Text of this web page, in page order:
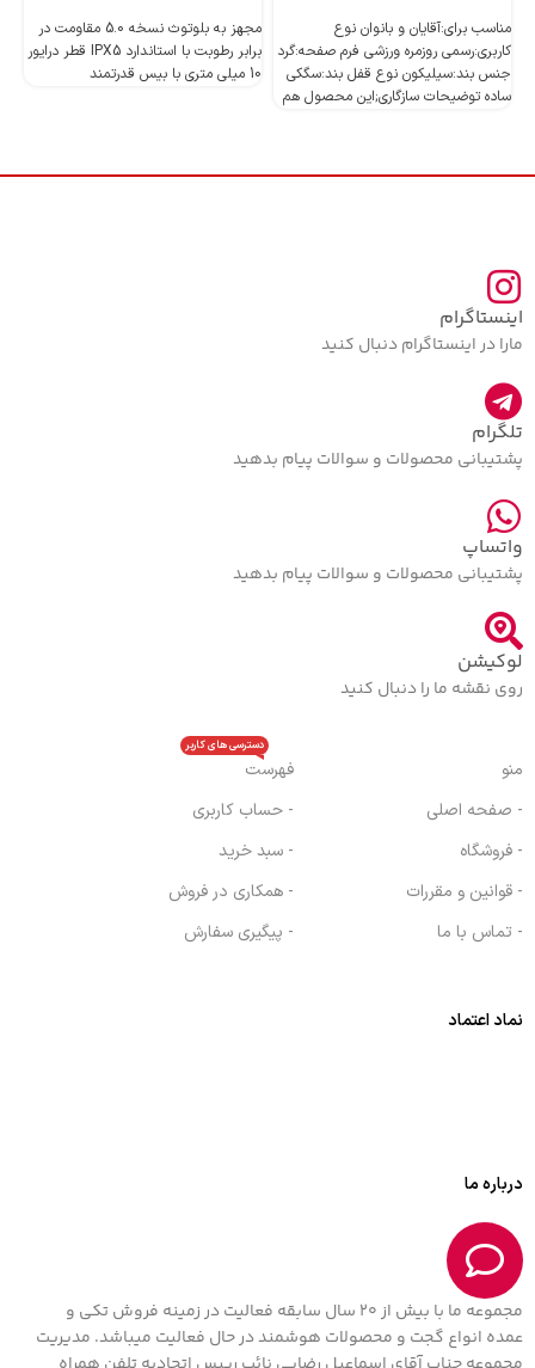
مناسب برای:آقایان و بانوان نوع
کاربری:رسمی روزمره ورزشی فرم صفحه:گرد
جنس بند:سیلیکون نوع قفل بند:سگکی
ساده توضیحات سازگاری;این محصول هم
مجهز به بلوتوث نسخه 5.0 مقاومت در
برابر رطوبت با استاندارد IPX5 قطر درایور
10 میلی متری با بیس قدرتمند
اینستاگرام
مارا در اینستاگرام دنبال کنید
تلگرام
پشتیبانی محصولات و سوالات پیام بدهید
واتساپ
پشتیبانی محصولات و سوالات پیام بدهید
لوکیشن
روی نقشه ما را دنبال کنید
منو
- صفحه اصلی
- فروشگاه
- قوانین و مقررات
- تماس با ما
فهرست
دسترسی های کاربر
- حساب کاربری
- سبد خرید
- همکاری در فروش
- پیگیری سفارش
نماد اعتماد
درباره ما
مجموعه ما با بیش از 20 سال سابقه فعالیت در زمینه فروش تکی و
عمده انواع گجت و محصولات هوشمند در حال فعالیت میباشد. مدیریت